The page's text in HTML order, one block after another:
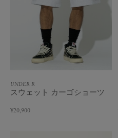
UNDER R
スウェット カーゴショーツ
¥20,900